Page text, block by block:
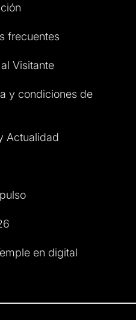
frecuentes
Visitante
y condiciones de
Actualidad
en digital